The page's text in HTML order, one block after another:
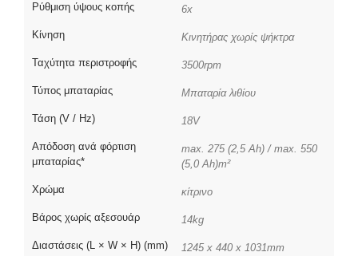
Ρύθμιση ύψους κοπής 6x
Κίνηση Κινητήρας χωρίς ψήκτρα
Ταχύτητα περιστροφής 3500rpm
Τύπος μπαταρίας Μπαταρία λιθίου
Τάση (V / Hz) 18V
Απόδοση ανά φόρτιση
μπαταρίας*
max. 275 (2,5 Ah) / max. 550
(5,0 Ah)m²
Χρώμα κίτρινο
Βάρος χωρίς αξεσουάρ 14kg
Διαστάσεις (L × W × H) (mm) 1245 x 440 x 1031mm